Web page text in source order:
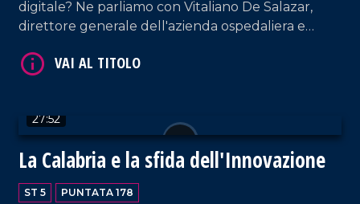
digitale? Ne parliamo con Vitaliano De Salazar,
direttore generale dell'azienda ospedaliera e
della Comunità competente.
27:52
La Calabria e la sfida dell'Innovazione
ST 5 PUNTATA 178